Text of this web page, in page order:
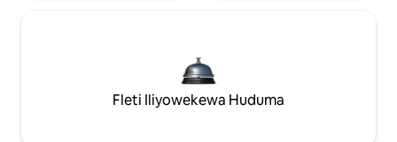
Fleti Iliyowekewa Huduma